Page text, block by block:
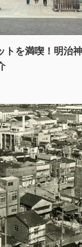
を満喫！明治